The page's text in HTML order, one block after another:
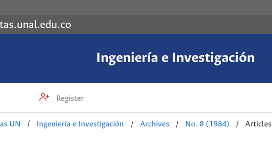
Ingeniería e Investigación
Register
UN / Ingeniería e Investigación / Archives / No. 8 (1984) / Articles